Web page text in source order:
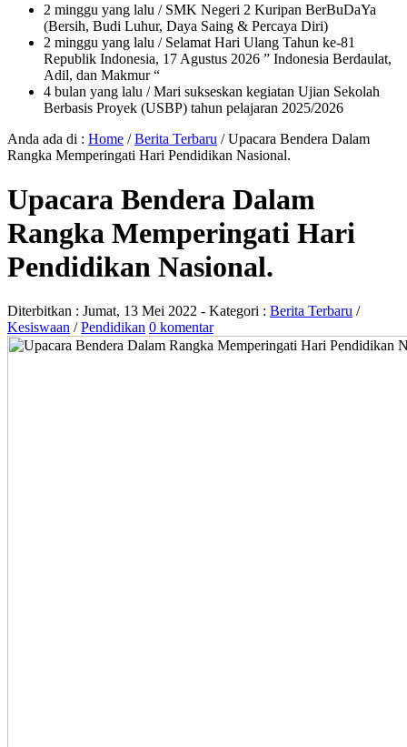
2 minggu yang lalu / SMK Negeri 2 Kuripan BerBuDaYa
(Bersih, Budi Luhur, Daya Saing & Percaya Diri)
2 minggu yang lalu / Selamat Hari Ulang Tahun ke-81
Republik Indonesia, 17 Agustus 2026 ” Indonesia Berdaulat,
Adil, dan Makmur “
4 bulan yang lalu / Mari sukseskan kegiatan Ujian Sekolah
Berbasis Proyek (USBP) tahun pelajaran 2025/2026
Anda ada di : Home /Berita Terbaru /Upacara Bendera Dalam
Rangka Memperingati Hari Pendidikan Nasional.
Upacara Bendera Dalam
Rangka Memperingati Hari
Pendidikan Nasional.
Diterbitkan : Jumat, 13 Mei 2022 - Kategori : Berita Terbaru /
Kesiswaan /Pendidikan 0 komentar